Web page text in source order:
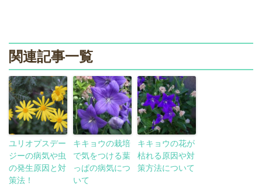
関連記事一覧
ユリオプスデー
ジーの病気や虫
の発生原因と対
策法！
キキョウの栽培
で気をつける葉
っぱの病気につ
いて
キキョウの花が
枯れる原因や対
策方法について